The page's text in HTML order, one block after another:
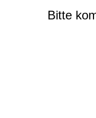
Bitte